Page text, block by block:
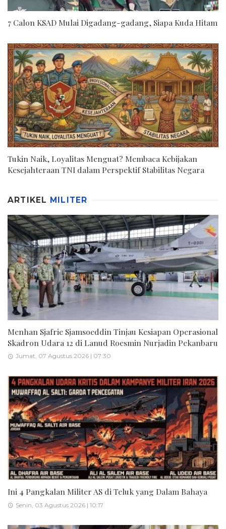
7 Calon KSAD Mulai Digadang-gadang, Siapa Kuda Hitam
Tukin Naik, Loyalitas Menguat? Membaca Kebijakan
Kesejahteraan TNI dalam Perspektif Stabilitas Negara
ARTIKEL MILITER
Menhan Sjafrie Sjamsoeddin Tinjau Kesiapan Operasional
Skadron Udara 12 di Lanud Roesmin Nurjadin Pekanbaru
Jumat, 07 Agustus 2026 | 07:30
Ini 4 Pangkalan Militer AS di Teluk yang Dalam Bahaya
Senin, 03 Agustus 2026 | 10:17